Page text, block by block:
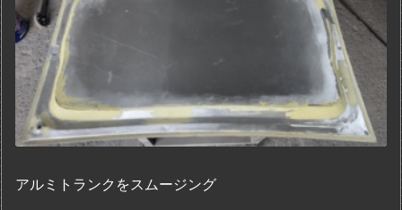
アルミトランクをスムージング